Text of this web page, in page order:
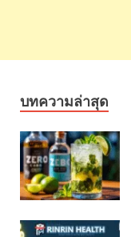
บทความล่าสุด